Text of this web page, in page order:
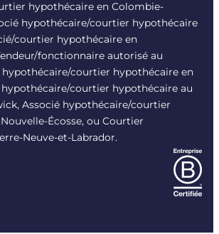
hypothécaire en Colombie-
hypothécaire/courtier hypothécaire
courtier hypothécaire en
fonctionnaire autorisé au
courtier hypothécaire en
courtier hypothécaire au
Associé hypothécaire/courtier
Écosse, ou Courtier
Neuve-et-Labrador.